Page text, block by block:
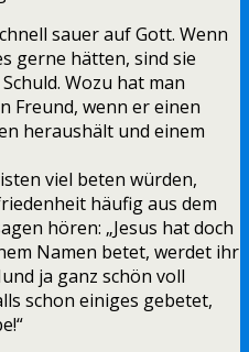
sauer auf Gott. Wenn
gerne hätten, sind sie
Wozu hat man
Freund, wenn er einen
heraushält und einem
viel beten würden,
häufig aus dem
hören: „Jesus hat doch
Namen betet, werdet ihr
ja ganz schön voll
schon einiges gebetet,